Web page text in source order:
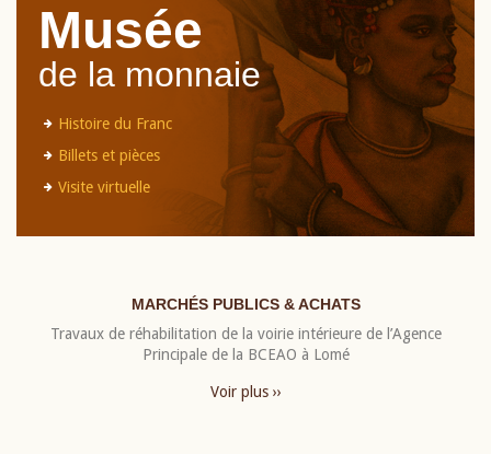
Musée
de la monnaie
Histoire du Franc
Billets et pièces
Visite virtuelle
MARCHÉS PUBLICS & ACHATS
Travaux de réhabilitation de la voirie intérieure de l’Agence
Principale de la BCEAO à Lomé
Voir plus ››